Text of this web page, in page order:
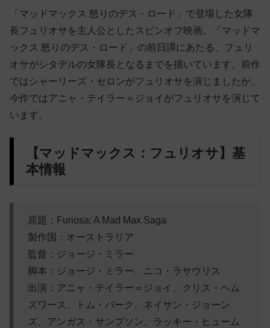
「マッドマックス 怒りのデス・ロード」で登場した女隊
長フュリオサを主人公としたスピンオフ映画。「マッドマ
ックス 怒りのデス・ロード」の前日譚にあたる、フュリ
オサがシタデルの女隊長となるまでを描いています。前作
ではシャーリーズ・セロンがフュリオサを演じましたが、
今作ではアニャ・テイラー＝ジョイがフュリオサを演じて
います。
【マッドマックス：フュリオサ】基
本情報
原題：Furiosa: A Mad Max Saga
製作国：オーストラリア
監督：ジョージ・ミラー
脚本：ジョージ・ミラー、ニコ・ラサウリス
出演：アニャ・テイラー＝ジョイ、クリス・ヘム
ズワース、トム・バーク、ネイサン・ジョーン
ズ、アンガス・サンプソン、ラッキー・ヒューム